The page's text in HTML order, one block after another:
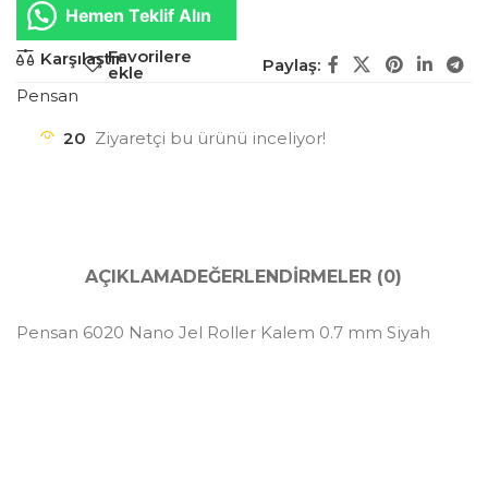
Hemen Teklif Alın
KarşılaştırFavorilere
ekle
Paylaş:
Pensan
20 Ziyaretçi bu ürünü inceliyor!
AÇIKLAMADEĞERLENDIRMELER (0)
Pensan 6020 Nano Jel Roller Kalem 0.7 mm Siyah